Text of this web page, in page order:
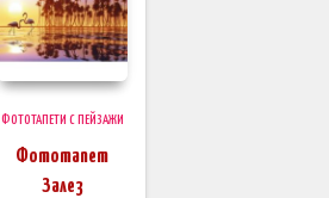
ФОТОТАПЕТИ С ПЕЙЗАЖИ
Фототапет
Залез